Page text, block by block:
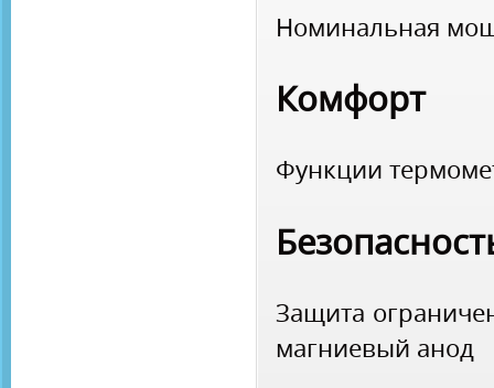
Номинальная
Комфорт
Функции
Защита
магниевый анод